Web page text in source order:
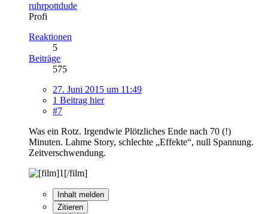
ruhrpottdude
Profi
Reaktionen
5
Beiträge
575
27. Juni 2015 um 11:49
1 Beitrag hier
#7
Was ein Rotz. Irgendwie Plötzliches Ende nach 70 (!)
Minuten. Lahme Story, schlechte „Effekte“, null Spannung.
Zeitverschwendung.
Inhalt melden
Zitieren